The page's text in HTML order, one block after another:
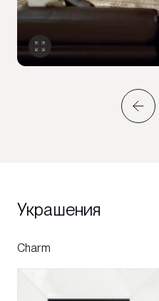
Украшения
Charm